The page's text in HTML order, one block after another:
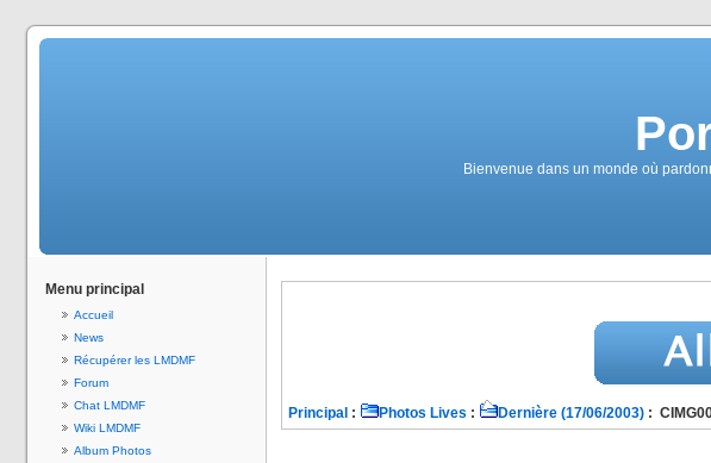
Bienvenue dans un monde où
Menu principal
Accueil
News
Récupérer les LMDMF
Forum
Chat LMDMF
Wiki LMDMF
Album Photos
Principal : Photos Lives : Dernière (17/06/2003) :